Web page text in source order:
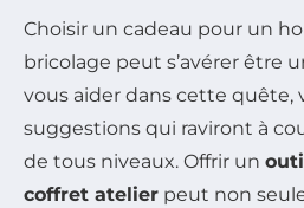
Choisir un cadeau pour un
bricolage peut s’avérer être
vous aider dans cette quête,
suggestions qui raviront à
de tous niveaux. Offrir un
coffret atelier peut non